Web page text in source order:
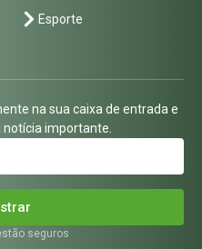
Esporte
na sua caixa de entrada e
importante.
seguros